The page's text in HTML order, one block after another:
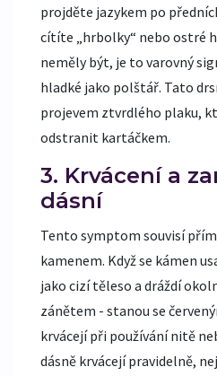
projděte jazykem po
cítíte „hrbolky“ nebo ostré
neměly být, je to varovný
hladké jako polštář. Tato
projevem ztvrdlého plaku,
odstranit kartáčkem.
3. Krvácení a
dásní
Tento symptom souvisí
kamenem. Když se kámen
jako cizí těleso a dráždí
zánětem - stanou se
krvácejí při používání nitě
dásně krvácejí pravidelně,